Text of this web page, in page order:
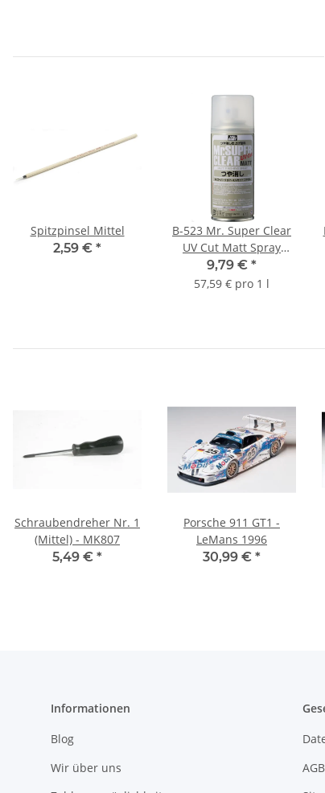
Spitzpinsel Mittel
2,59 € *
B-523 Mr. Super Clear
UV Cut Matt Spray
170ml
9,79 € *
57,59 € pro 1 l
Schraubendreher Nr. 1
(Mittel) - MK807
5,49 € *
Porsche 911 GT1 -
LeMans 1996
30,99 € *
Informationen
Blog
Wir über uns
AGB